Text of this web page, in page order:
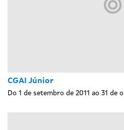
CGAI Júnior
Do 1 de setembro de 2011 ao 31 de